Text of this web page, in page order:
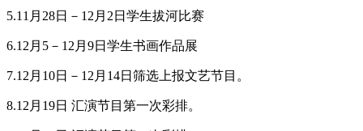
5.11月28日－12月2日学生拔河比赛
6.12月5－12月9日学生书画作品展
7.12月10日－12月14日筛选上报文艺节目。
8.12月19日 汇演节目第一次彩排。